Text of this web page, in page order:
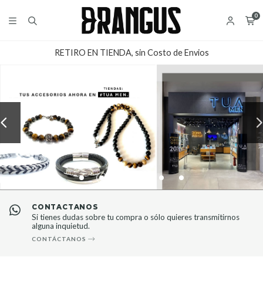
0
RETIRO EN TIENDA, sin Costo de Envios
CONTÁCTANOS
Si tienes dudas sobre tu compra o sólo quieres transmitirnos
alguna inquietud.
CONTÁCTANOS